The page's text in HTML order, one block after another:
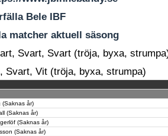
Bele IBF
matcher aktuell säsong
Svart, Svart (tröja, byxa,
Svart, Vit (tröja, byxa, strumpa)
(Saknas år)
(Saknas år)
(Saknas år)
(Saknas år)